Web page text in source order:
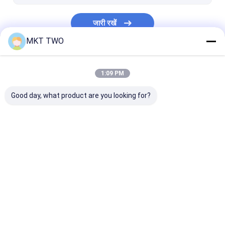
जारी रखें
MKT TWO
1:09 PM
Good day, what product are you looking for?